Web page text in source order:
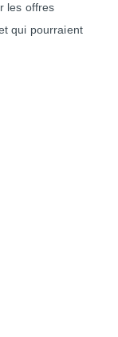
les offres
qui pourraient